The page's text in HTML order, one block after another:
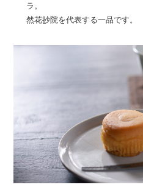
ラ。
然花抄院を代表する一品です。